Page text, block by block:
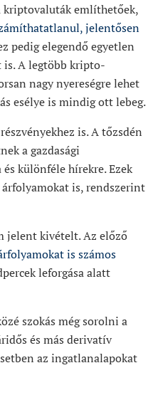
kriptovaluták említhetőek,
jelentősen
pedig elegendő egyetlen
A legtöbb kripto-
nagy nyereségre lehet
esélye is mindig ott lebeg.
is. A tőzsdén
a gazdasági
különféle hírekre. Ezek
is, rendszerint
jelent kivételt. Az előző
is számos
leforgása alatt
szokás még sorolni a
és más derivatív
az ingatlanalapokat